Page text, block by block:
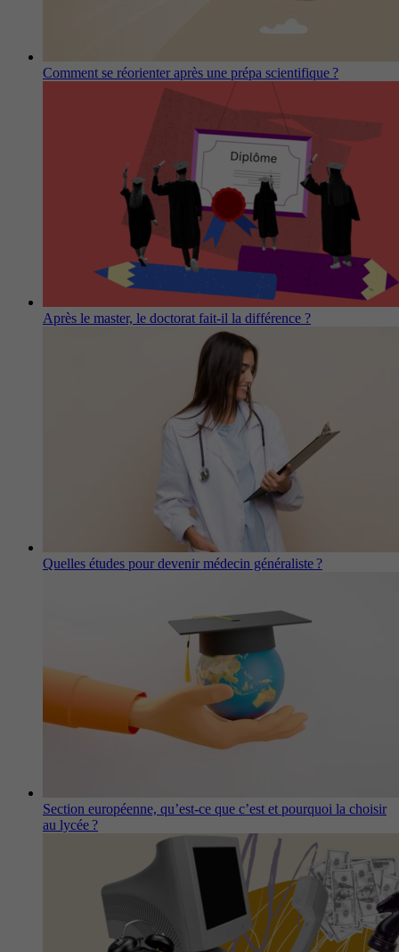
Comment se réorienter après une prépa scientifique ?
Après le master, le doctorat fait-il la différence ?
Quelles études pour devenir médecin généraliste ?
Section européenne, qu’est-ce que c’est et pourquoi la choisir
au lycée ?